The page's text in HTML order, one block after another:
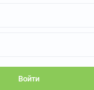
Войти